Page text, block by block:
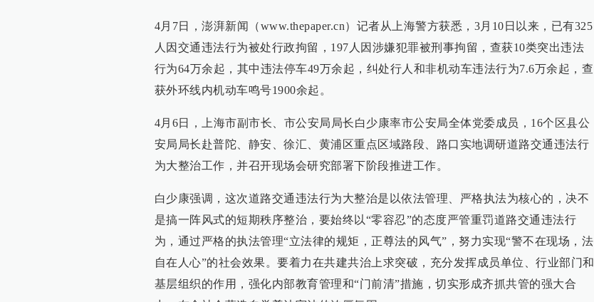
4月7日，澎湃新闻（www.thepaper.cn）记者从上海警方获悉，3月10日以来，已有325
人因交通违法行为被处行政拘留，197人因涉嫌犯罪被刑事拘留，查获10类突出违法
行为64万余起，其中违法停车49万余起，纠处行人和非机动车违法行为7.6万余起，查
获外环线内机动车鸣号1900余起。
4月6日，上海市副市长、市公安局局长白少康率市公安局全体党委成员，16个区县公
安局局长赴普陀、静安、徐汇、黄浦区重点区域路段、路口实地调研道路交通违法行
为大整治工作，并召开现场会研究部署下阶段推进工作。
白少康强调，这次道路交通违法行为大整治是以依法管理、严格执法为核心的，决不
是搞一阵风式的短期秩序整治，要始终以“零容忍”的态度严管重罚道路交通违法行
为，通过严格的执法管理“立法律的规矩，正尊法的风气”，努力实现“警不在现场，法
自在人心”的社会效果。要着力在共建共治上求突破，充分发挥成员单位、行业部门和
基层组织的作用，强化内部教育管理和“门前清”措施，切实形成齐抓共管的强大合